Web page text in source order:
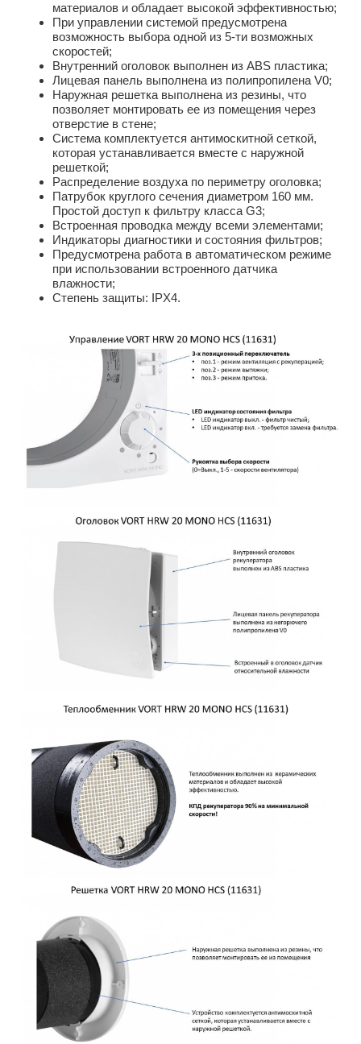
материалов и обладает высокой эффективностью;
При управлении системой предусмотрена
возможность выбора одной из 5-ти возможных
скоростей;
Внутренний оголовок выполнен из ABS пластика;
Лицевая панель выполнена из полипропилена V0;
Наружная решетка выполнена из резины, что
позволяет монтировать ее из помещения через
отверстие в стене;
Система комплектуется антимоскитной сеткой,
которая устанавливается вместе с наружной
решеткой;
Распределение воздуха по периметру оголовка;
Патрубок круглого сечения диаметром 160 мм.
Простой доступ к фильтру класса G3;
Встроенная проводка между всеми элементами;
Индикаторы диагностики и состояния фильтров;
Предусмотрена работа в автоматическом режиме
при использовании встроенного датчика
влажности;
Степень защиты: IPX4.